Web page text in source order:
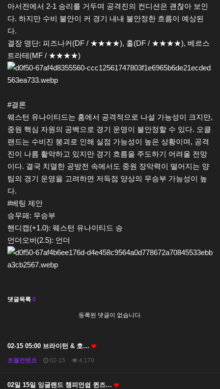
아서전에서 2-1 승리를 거두며 공격진의 컨디션은 괜찮아 보인
다. 하지만 수비 불안이 커 경기 내내 불안정한 흐름이 예상된
다.
결장 명단: 피즈나커(DF / ★★★★), 홀(DF / ★★★★), 베르스
트라테(MF / ★★★★)
#결론
웨스턴 유나이티드는 홈에서 공격적으로 나설 가능성이 크지만,
중원 핵심 자원의 공백으로 경기 운영이 불안정할 수 있다. 오클
랜드는 수비진 붕괴로 인해 실점 가능성이 높은 상황이며, 공격
진이 나름 활약하고 있지만 경기 흐름을 주도하기 어려울 전망
이다. 결국 치열한 공방전 속에서도 중원 장악력이 떨어지는 양
팀의 경기 운영을 고려하면 저득점 양상의 무승부 가능성이 높
다.
#베팅 제안
승무패: 무승부
핸디캡(+1.0): 웨스턴 유나이티드 승
언더오버(2.5): 언더
댓글목록 0
등록된 댓글이 없습니다.
02-15 05:00 브라이턴 & 호…
초월컨텐츠 02-15 4,170
02일 15일 잉글랜드 챔피언쉽 퀸즈…